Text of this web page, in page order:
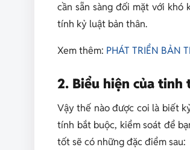
cần sẵn sàng đối mặt với khó
tính kỷ luật bản thân.
Xem thêm: PHÁT TRIỂN BẢN
2. Biểu hiện của
Vậy thế nào được coi là biết
tính bắt buộc, kiểm soát để
tốt sẽ có những đặc điểm sau: